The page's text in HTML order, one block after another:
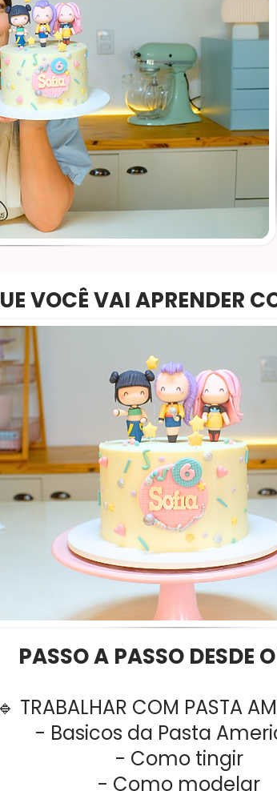
VOCÊ VAI APRENDER
PASSO A PASSO DESDE
TRABALHAR COM PASTA
- Basicos da Pasta
- Como tingir
- Como modelar